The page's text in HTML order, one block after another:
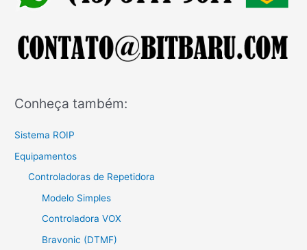
Conheça também:
Sistema ROIP
Equipamentos
Controladoras de Repetidora
Modelo Simples
Controladora VOX
Bravonic (DTMF)